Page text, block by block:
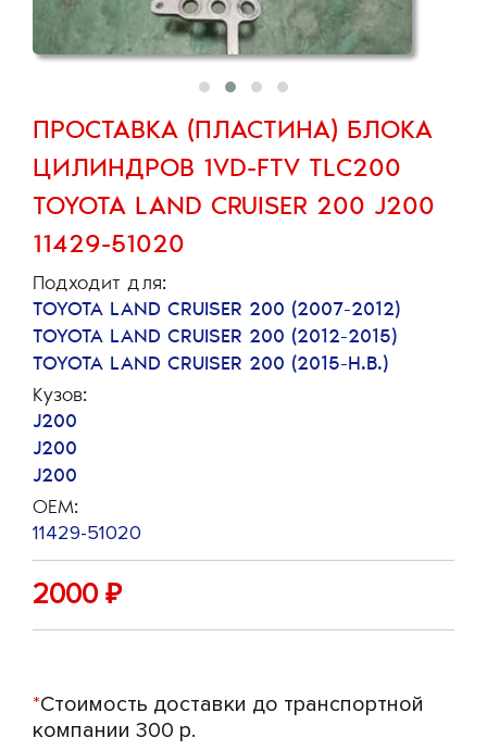
ПРОСТАВКА (ПЛАСТИНА) БЛОКА
ЦИЛИНДРОВ 1VD-FTV TLC200
TOYOTA LAND CRUISER 200 J200
11429-51020
Подходит для:
TOYOTA LAND CRUISER 200 (2007-2012)
TOYOTA LAND CRUISER 200 (2012-2015)
TOYOTA LAND CRUISER 200 (2015-Н.В.)
Кузов:
J200
J200
J200
OEM:
11429-51020
2000 ₽
*Стоимость доставки до транспортной
компании 300 р.